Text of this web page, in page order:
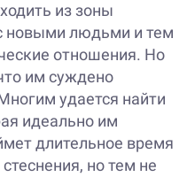
из зоны
новыми людьми и тем
отношения. Но
им суждено
удается найти
идеально им
длительное время
но тем не